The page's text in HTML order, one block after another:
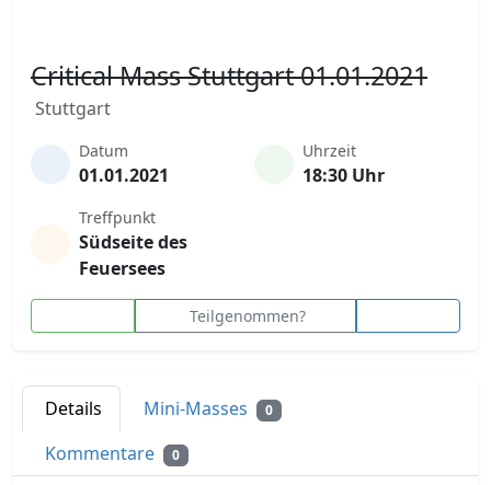
Critical Mass Stuttgart 01.01.2021
Stuttgart
Datum
01.01.2021
Uhrzeit
18:30 Uhr
Treffpunkt
Südseite des
Feuersees
Teilgenommen?
Details Mini-Masses 0
Kommentare 0